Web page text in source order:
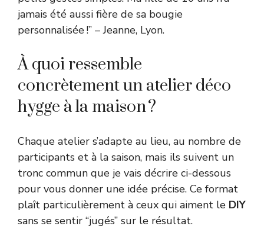
jamais été aussi fière de sa bougie
personnalisée !” – Jeanne, Lyon.
À quoi ressemble
concrètement un atelier déco
hygge à la maison ?
Chaque atelier s’adapte au lieu, au nombre de
participants et à la saison, mais ils suivent un
tronc commun que je vais décrire ci-dessous
pour vous donner une idée précise. Ce format
plaît particulièrement à ceux qui aiment le DIY
sans se sentir “jugés” sur le résultat.